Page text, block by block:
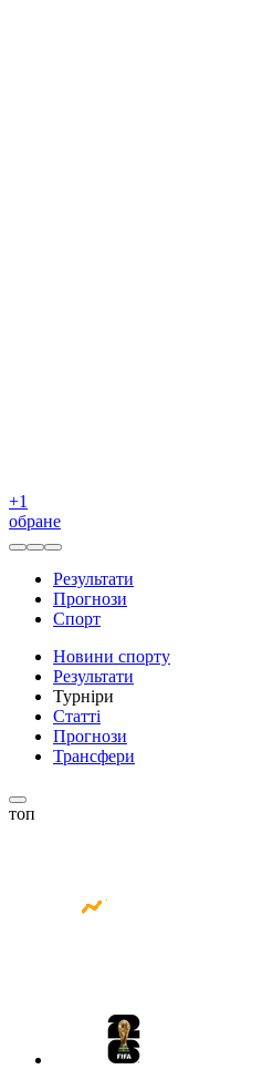
+1
обране
Результати
Прогнози
Спорт
Новини спорту
Результати
Турніри
Статті
Прогнози
Трансфери
топ